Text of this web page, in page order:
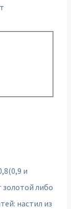
и
либо
настил из